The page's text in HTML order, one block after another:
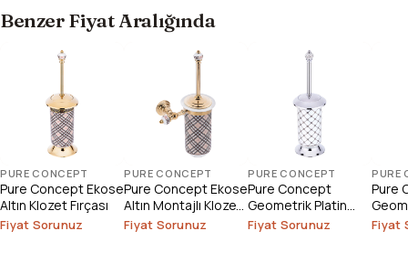
Benzer Fiyat Aralığında
PURE CONCEPT
Pure Concept Ekose
Altın Klozet Fırçası
Fiyat Sorunuz
PURE CONCEPT
Pure Concept Ekose
Altın Montajlı Klozet
Fırçası
Fiyat Sorunuz
PURE CONCEPT
Pure Concept
Geometrik Platin
Beyaz Klozet Fırçası
Fiyat Sorunuz
PURE
Pure
Altın
Fiyat